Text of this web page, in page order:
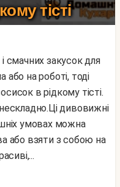
тісті
на роботі, тоді
в рідкому тісті.
дивовижні
умовах можна
або взяти з собою на